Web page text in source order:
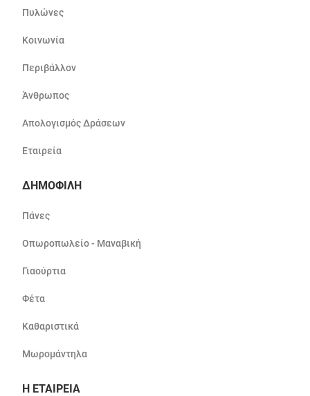
Πυλώνες
Κοινωνία
Περιβάλλον
Άνθρωπος
Απολογισμός Δράσεων
Εταιρεία
ΔΗΜΟΦΙΛΗ
Πάνες
Οπωροπωλείο - Μαναβική
Γιαούρτια
Φέτα
Καθαριστικά
Μωρομάντηλα
Η ΕΤΑΙΡΕΙΑ